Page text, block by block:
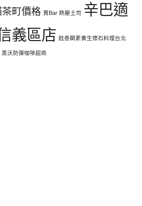
茶町價格 賈Bar 熱壓土司 辛巴適
義區店 鈺善閣素養生懷石料理台北
黑沃防彈咖啡超商